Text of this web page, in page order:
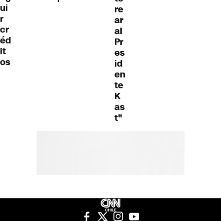
ui
r
cr
éd
it
os
re
ar
al
Pr
es
id
en
te
K
as
t"